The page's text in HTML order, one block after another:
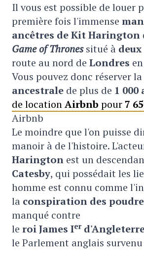
Il vous est possible de louer
première fois l'immense
ancêtres de Kit Harington
Game of Thronessitué à
route au nord de Londres
Vous pouvez donc réserver la
ancestrale de plus de 1 000
de locationAirbnb pour7
Airbnb
Le moindre que l'on puisse
manoir à de l'histoire.
Harington est un
Catesby, qui possédait les
homme est connu comme
la conspiration des
manqué contre
le roi James Ier
le Parlement anglais